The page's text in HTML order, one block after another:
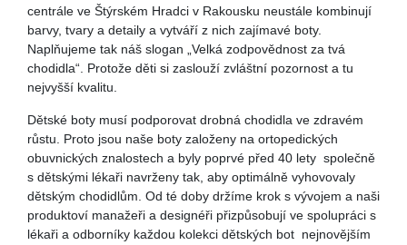
centrále ve Štýrském Hradci v Rakousku neustále kombinují
barvy, tvary a detaily a vytváří z nich zajímavé boty.
Naplňujeme tak náš slogan „Velká zodpovědnost za tvá
chodidla“. Protože děti si zaslouží zvláštní pozornost a tu
nejvyšší kvalitu.
Dětské boty musí podporovat drobná chodidla ve zdravém
růstu. Proto jsou naše boty založeny na ortopedických
obuvnických znalostech a byly poprvé před 40 lety společně
s dětskými lékaři navrženy tak, aby optimálně vyhovovaly
dětským chodidlům. Od té doby držíme krok s vývojem a naši
produktoví manažeři a designéři přizpůsobují ve spolupráci s
lékaři a odborníky každou kolekci dětských bot nejnovějším